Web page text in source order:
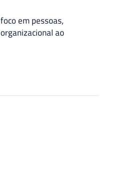
em pessoas,
ao